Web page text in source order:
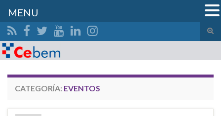
el
Search for:
CATEGORÍA: EVENTOS
MENU